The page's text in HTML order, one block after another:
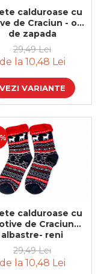
calduroase cu
de Craciun - om
de zapada
29,49 Lei
de la 10,48 Lei
VEZI VARIANTE
calduroase cu
de Craciun
albastre- reni
29,49 Lei
de la 10,48 Lei